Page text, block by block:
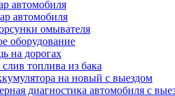
автомобиля
автомобиля
омывателя
оборудование
на дорогах
топлива из бака
на новый с выездом
диагностика автомобиля с